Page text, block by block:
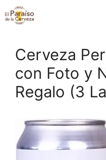
Saltar
al
Cerveza
con Foto y
Regalo (3